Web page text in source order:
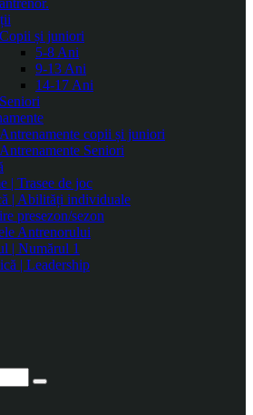
antrenor.
Copii și juniori
5-8 Ani
9-13 Ani
14-17 Ani
Seniori
Antrenamente copii și juniori
Antrenamente Seniori
| Trasee de joc
| Abilități individuale
presezon/sezon
Antrenorului
| Numărul 1
| Leadership